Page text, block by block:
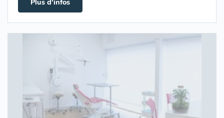
Plus d'infos